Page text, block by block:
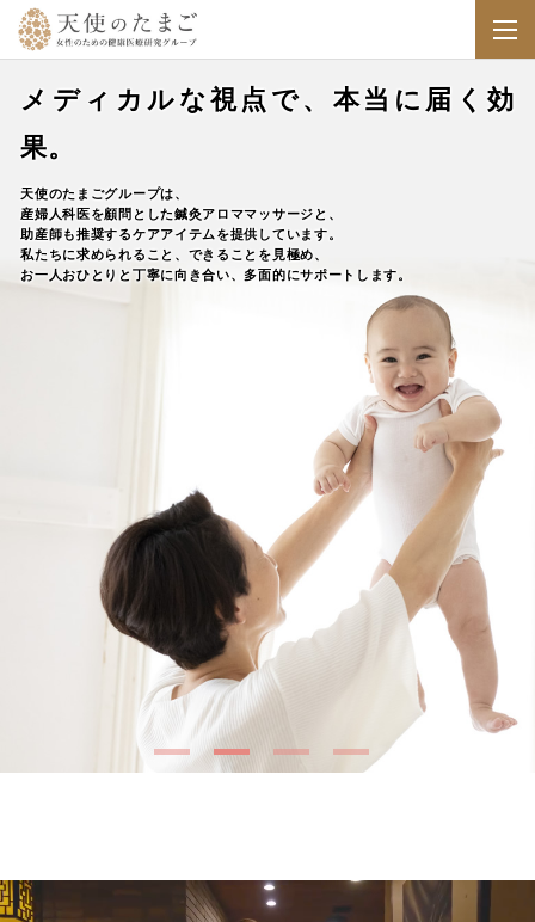
メディカルな視点で、本当に届く効
果。
天使のたまごグループは、
産婦人科医を顧問とした鍼灸アロママッサージと、
助産師も推奨するケアアイテムを提供しています。
私たちに求められること、できることを見極め、
お一人おひとりと丁寧に向き合い、多面的にサポートします。